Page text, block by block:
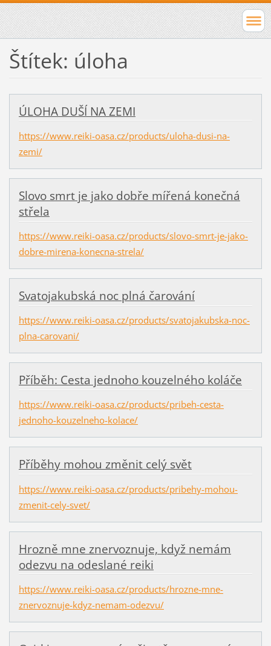
Štítek: úloha
ÚLOHA DUŠÍ NA ZEMI
https://www.reiki-oasa.cz/products/uloha-dusi-na-
zemi/
Slovo smrt je jako dobře mířená konečná
střela
https://www.reiki-oasa.cz/products/slovo-smrt-je-jako-
dobre-mirena-konecna-strela/
Svatojakubská noc plná čarování
https://www.reiki-oasa.cz/products/svatojakubska-noc-
plna-carovani/
Příběh: Cesta jednoho kouzelného koláče
https://www.reiki-oasa.cz/products/pribeh-cesta-
jednoho-kouzelneho-kolace/
Příběhy mohou změnit celý svět
https://www.reiki-oasa.cz/products/pribehy-mohou-
zmenit-cely-svet/
Hrozně mne znervoznuje, když nemám
odezvu na odeslané reiki
https://www.reiki-oasa.cz/products/hrozne-mne-
znervoznuje-kdyz-nemam-odezvu/